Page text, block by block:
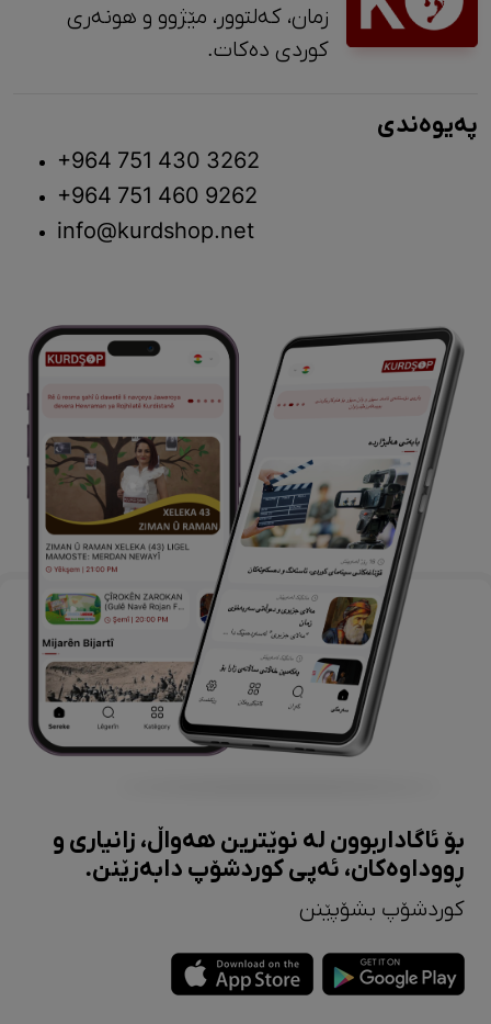
زمان، کەلتوور، مێژوو و ‎هونەری
کوردی دەکات.
پەیوەندی
+964 751 430 3262
+964 751 460 9262
info@kurdshop.net
بۆ ئاگاداربوون لە نوێترین هەواڵ، زانیاری و
ڕووداوەکان، ئەپی کوردشۆپ دابەزێنن.
کوردشۆپ بشۆپێنن